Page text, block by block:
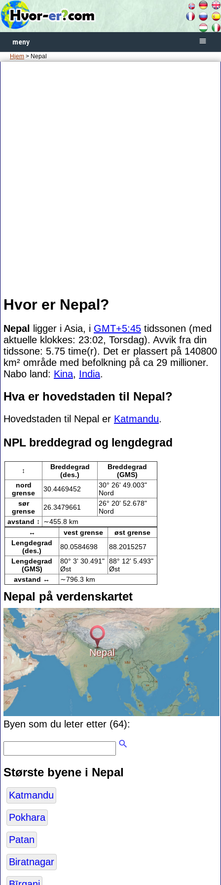
meny
Hjem > Nepal
Hvor er Nepal?
Nepal ligger i Asia, i GMT+5:45 tidssonen (med
aktuelle klokkes: 23:02, Torsdag). Avvik fra din
tidssone: 5.75 time(r). Det er plassert på 140800
km² område med befolkning på ca 29 millioner.
Nabo land: Kina, India.
Hva er hovedstaden til Nepal?
Hovedstaden til Nepal er Katmandu.
NPL breddegrad og lengdegrad
↕
Breddegrad
(des.)
Breddegrad
(GMS)
nord
grense
30.4469452
30° 26' 49.003"
Nord
sør
grense
26.3479661
26° 20' 52.678"
Nord
avstand ↕
∼455.8 km
↔
vest grense
øst grense
Lengdegrad
(des.)
80.0584698
88.2015257
Lengdegrad
(GMS)
80° 3' 30.491"
Øst
88° 12' 5.493"
Øst
avstand ↔
∼796.3 km
Nepal på verdenskartet
Nepal
Byen som du leter etter (64):
Største byene i Nepal
Katmandu
Pokhara
Patan
Biratnagar